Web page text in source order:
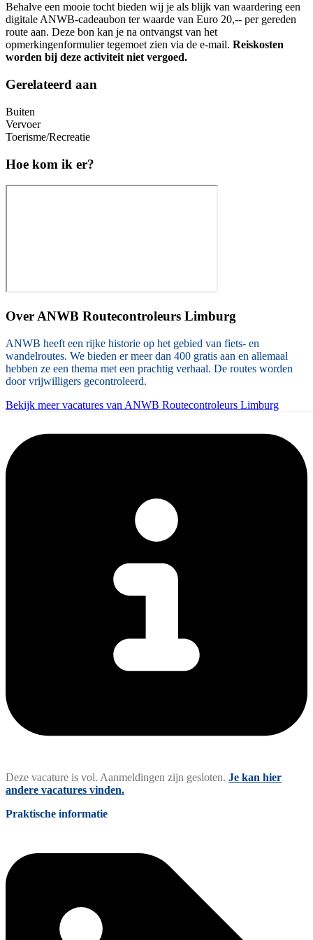
Behalve een mooie tocht bieden wij je als blijk van waardering een
digitale ANWB-cadeaubon ter waarde van Euro 20,-- per gereden
route aan. Deze bon kan je na ontvangst van het
opmerkingenformulier tegemoet zien via de e-mail. Reiskosten
worden bij deze activiteit niet vergoed.
Gerelateerd aan
Buiten
Vervoer
Toerisme/Recreatie
Hoe kom ik er?
Over ANWB Routecontroleurs Limburg
ANWB heeft een rijke historie op het gebied van fiets- en
wandelroutes. We bieden er meer dan 400 gratis aan en allemaal
hebben ze een thema met een prachtig verhaal. De routes worden
door vrijwilligers gecontroleerd.
Bekijk meer vacatures van ANWB Routecontroleurs Limburg
Deze vacature is vol. Aanmeldingen zijn gesloten. Je kan hier
andere vacatures vinden.
Praktische informatie